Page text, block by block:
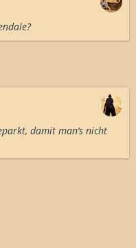
damit man‘s nicht